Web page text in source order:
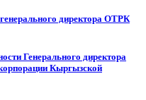
директора ОТРК
Генерального директора
Кыргызской